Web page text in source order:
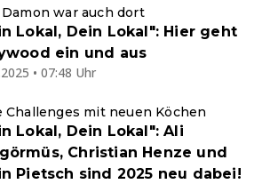
war auch dort
Lokal, Dein Lokal": Hier geht
ein und aus
• 07:48 Uhr
Challenges mit neuen Köchen
Lokal, Dein Lokal": Ali
Christian Henze und
Pietsch sind 2025 neu dabei!